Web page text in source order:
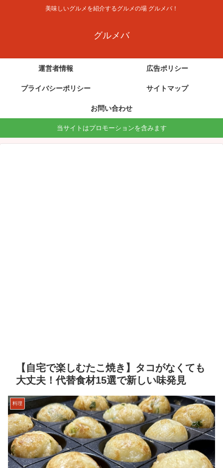
美味しいグルメを紹介するグルメの場 グルメバ！
グルメバ
運営者情報 広告ポリシー
プライバシーポリシー サイトマップ
お問い合わせ
当サイトはプロモーションを含みます
【自宅で楽しむたこ焼き】タコがなくても
大丈夫！代替食材15選で新しい味発見
料理